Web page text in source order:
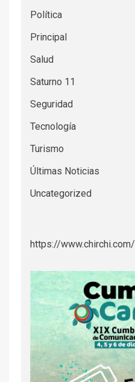
Política
Principal
Salud
Saturno 11
Seguridad
Tecnología
Turismo
Últimas Noticias
Uncategorized
https://www.chirchi.com/